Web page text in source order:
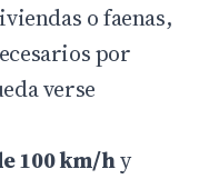
o faenas,
por
verse
100 km/hy